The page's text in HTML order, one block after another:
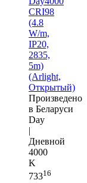
CRI98
(4.8
W/m,
IP20,
2835,
5m)
(Arlight,
Открытый)
Произведено
в Беларуси
Day
|
Дневной
4000
K
73316